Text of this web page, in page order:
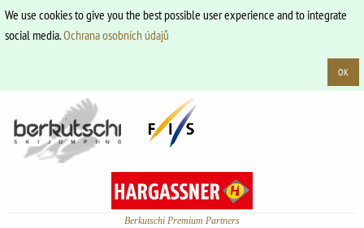
We use cookies to give you the best possible user experience and to integrate
social media.Ochrana osobních údajů
OK
Berkutschi Premium Partners